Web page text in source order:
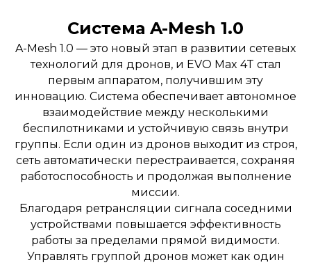
Система A-Mesh 1.0
A-Mesh 1.0 — это новый этап в развитии сетевых
технологий для дронов, и EVO Max 4T стал
первым аппаратом, получившим эту
инновацию. Система обеспечивает автономное
взаимодействие между несколькими
беспилотниками и устойчивую связь внутри
группы. Если один из дронов выходит из строя,
сеть автоматически перестраивается, сохраняя
работоспособность и продолжая выполнение
миссии.
Благодаря ретрансляции сигнала соседними
устройствами повышается эффективность
работы за пределами прямой видимости.
Управлять группой дронов может как один